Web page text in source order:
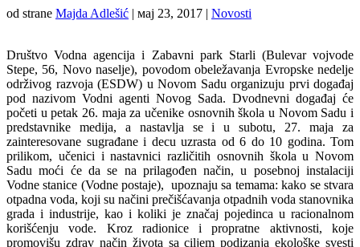
od strane Majda Adlešić | мај 23, 2017 | Novosti
Društvo Vodna agencija i Zabavni park Starli (Bulevar vojvode
Stepe, 56, Novo naselje), povodom obeležavanja Evropske nedelje
održivog razvoja (ESDW) u Novom Sadu organizuju prvi događaj
pod nazivom Vodni agenti Novog Sada. Dvodnevni događaj će
početi u petak 26. maja za učenike osnovnih škola u Novom Sadu i
predstavnike medija, a nastavlja se i u subotu, 27. maja za
zainteresovane sugrađane i decu uzrasta od 6 do 10 godina. Tom
prilikom, učenici i nastavnici različitih osnovnih škola u Novom
Sadu moći će da se na prilagođen način, u posebnoj instalaciji
Vodne stanice (Vodne postaje), upoznaju sa temama: kako se stvara
otpadna voda, koji su načini prečišćavanja otpadnih voda stanovnika
grada i industrije, kao i koliki je značaj pojedinca u racionalnom
korišćenju vode. Kroz radionice i propratne aktivnosti, koje
promovišu zdrav način života sa ciljem podizanja ekološke svesti